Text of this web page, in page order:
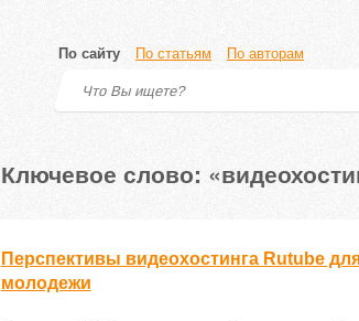
По сайту По статьям По авторам
Ключевое слово:
Перспективы видеохостинга Rutube
молодежи